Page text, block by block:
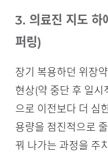
3. 의료진 지도 하
퍼링)
장기 복용하던 위장
현상(약 중단 후 일
으로 이전보다 더 심
용량을 점진적으로
꿔 나가는 과정을 주